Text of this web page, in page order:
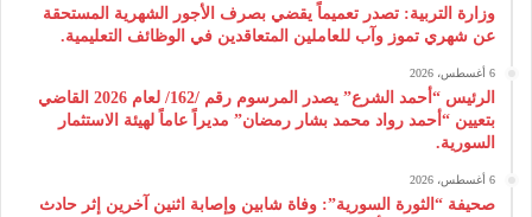
وزارة التربية: تصدر تعميماً يقضي بصرف الأجور الشهرية المستحقة
عن شهري تموز وآب للعاملين المتعاقدين في الوظائف التعليمية.
6 أغسطس، 2026
الرئيس “أحمد الشرع” يصدر المرسوم رقم /162/ لعام 2026 ‌القاضي
بتعيين “أحمد رواد محمد بشار رمضان” مديراً عاماً لهيئة ‌الاستثمار
السورية.
6 أغسطس، 2026
صحيفة “الثورة السورية”: وفاة شابين وإصابة اثنين آخرين إثر حادث